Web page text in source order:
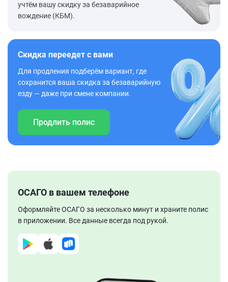
учтём вашу скидку за безаварийное
вождение (КБМ).
Скидка переедет с вами
Для продления подберём вариант, где
сохранится ваша скидка за безаварийную
езду — даже при смене компании.
Продлить полис
ОСАГО в вашем телефоне
Оформляйте ОСАГО за несколько минут и храните полис
в приложении. Все данные всегда под рукой.